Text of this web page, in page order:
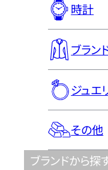
時計
ブラン
ジュエ
その他
ブランドから探